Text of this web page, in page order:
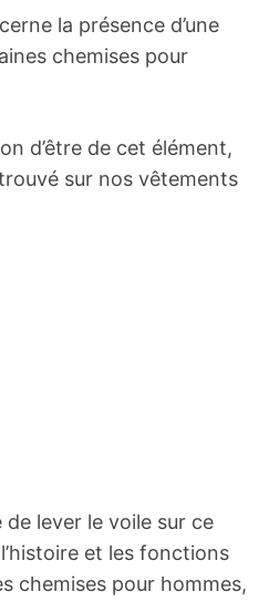
la présence d’une
chemises pour
d’être de cet élément,
sur nos vêtements
lever le voile sur ce
et les fonctions
chemises pour hommes,